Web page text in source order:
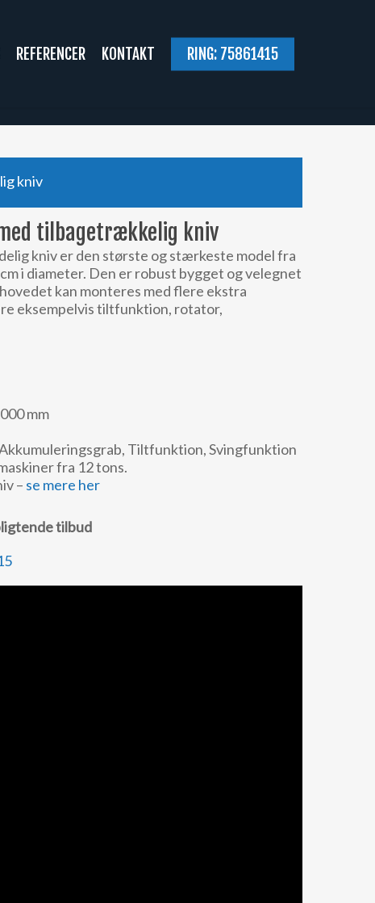
REFERENCER KONTAKT RING: 75861415
kniv
tilbagetrækkelig kniv
kniv er den største og stærkeste model fra
i diameter. Den er robust bygget og velegnet
kan monteres med flere ekstra
eksempelvis tiltfunktion, rotator,
mm
Tiltfunktion, Svingfunktion
fra 12 tons.
– se mere her
tilbud